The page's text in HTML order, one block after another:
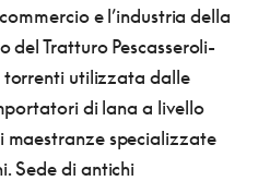
e l’industria della
Tratturo Pescasseroli-
torrenti utilizzata dalle
di lana a livello
maestranze specializzate
Sede di antichi